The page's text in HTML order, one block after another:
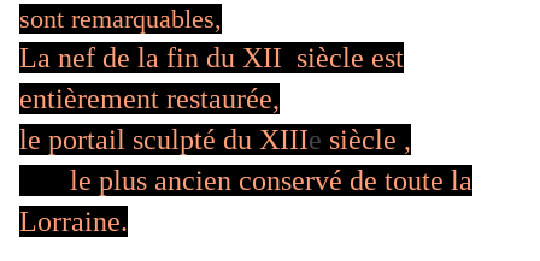
sont remarquables,
La nef de la fin du XII siècle est
entièrement restaurée,
le portail sculpté du XIIIe siècle ,
le plus ancien conservé de toute la
Lorraine.